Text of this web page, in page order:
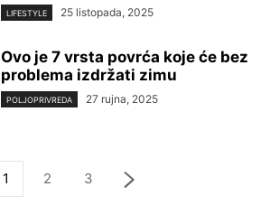
LIFESTYLE 25 listopada, 2025
Ovo je 7 vrsta povrća koje će bez
problema izdržati zimu
POLJOPRIVREDA 27 rujna, 2025
1 2 3